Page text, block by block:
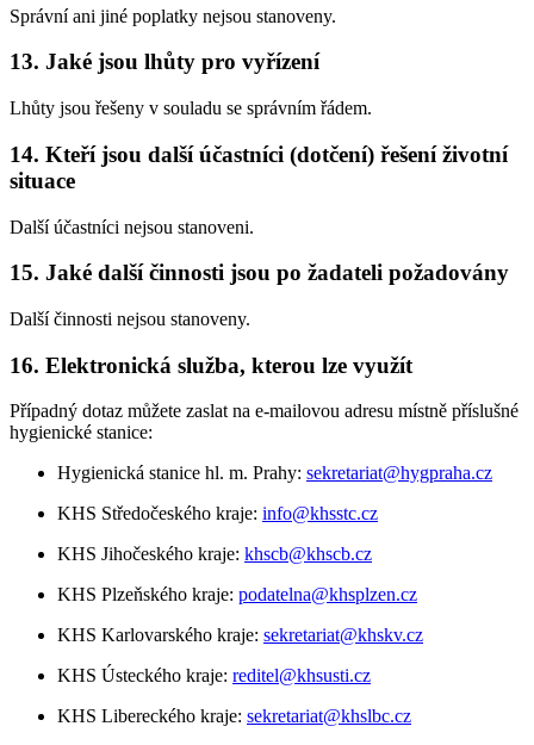
Správní ani jiné poplatky nejsou stanoveny.
13. Jaké jsou lhůty pro vyřízení
Lhůty jsou řešeny v souladu se správním řádem.
14. Kteří jsou další účastníci (dotčení) řešení životní
situace
Další účastníci nejsou stanoveni.
15. Jaké další činnosti jsou po žadateli požadovány
Další činnosti nejsou stanoveny.
16. Elektronická služba, kterou lze využít
Případný dotaz můžete zaslat na e-mailovou adresu místně příslušné
hygienické stanice:
Hygienická stanice hl. m. Prahy: sekretariat@hygpraha.cz
KHS Středočeského kraje: info@khsstc.cz
KHS Jihočeského kraje: khscb@khscb.cz
KHS Plzeňského kraje: podatelna@khsplzen.cz
KHS Karlovarského kraje: sekretariat@khskv.cz
KHS Ústeckého kraje: reditel@khsusti.cz
KHS Libereckého kraje: sekretariat@khslbc.cz